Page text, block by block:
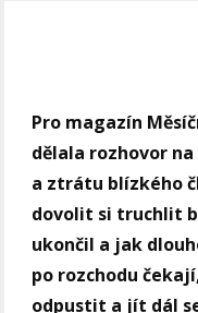
Pro magazín
dělala rozhovor
a ztrátu blízkého
dovolit si truchlit
ukončil a jak
po rozchodu
odpustit a jít dál